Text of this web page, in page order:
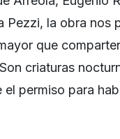
Pezzi, la obra nos
que
criaturas
el permiso para